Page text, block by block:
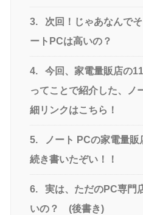
3.
次回！じゃあなんで
ートPCは高いの？
4.
今回、家電量販店の
ってことで紹介した、ノ
細リンクはこちら！
5.
ノート PCの家電量
続き書いたぞい！！
6.
実は、ただのPC専門
いの？ (後書き)